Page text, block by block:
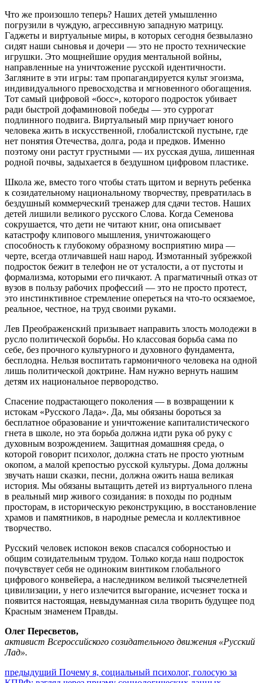
Что же произошло теперь? Наших детей умышленно
погрузили в чуждую, агрессивную западную матрицу.
Гаджеты и виртуальные миры, в которых сегодня безвылазно
сидят наши сыновья и дочери — это не просто технические
игрушки. Это мощнейшие орудия ментальной войны,
направленные на уничтожение русской идентичности.
Загляните в эти игры: там пропагандируется культ эгоизма,
индивидуального превосходства и мгновенного обогащения.
Тот самый цифровой «босс», которого подросток убивает
ради быстрой дофаминовой победы — это суррогат
подлинного подвига. Виртуальный мир приучает юного
человека жить в искусственной, глобалистской пустыне, где
нет понятия Отечества, долга, рода и предков. Именно
поэтому они растут грустными — их русская душа, лишенная
родной почвы, задыхается в бездушном цифровом пластике.
Школа же, вместо того чтобы стать щитом и вернуть ребенка
к созидательному национальному творчеству, превратилась в
бездушный коммерческий тренажер для сдачи тестов. Наших
детей лишили великого русского Слова. Когда Семенова
сокрушается, что дети не читают книг, она описывает
катастрофу клипового мышления, уничтожающего
способность к глубокому образному восприятию мира —
черте, всегда отличавшей наш народ. Измотанный зубрежкой
подросток бежит в телефон не от усталости, а от пустоты и
формализма, которыми его пичкают. А прагматичный отказ от
вузов в пользу рабочих профессий — это не просто протест,
это инстинктивное стремление опереться на что-то осязаемое,
реальное, честное, на труд своими руками.
Лев Преображенский призывает направить злость молодежи в
русло политической борьбы. Но классовая борьба сама по
себе, без прочного культурного и духовного фундамента,
бесплодна. Нельзя воспитать гармоничного человека на одной
лишь политической доктрине. Нам нужно вернуть нашим
детям их национальное первородство.
Спасение подрастающего поколения — в возвращении к
истокам «Русского Лада». Да, мы обязаны бороться за
бесплатное образование и уничтожение капиталистического
гнета в школе, но эта борьба должна идти рука об руку с
духовным возрождением. Защитная домашняя среда, о
которой говорит психолог, должна стать не просто уютным
окопом, а малой крепостью русской культуры. Дома должны
звучать наши сказки, песни, должна ожить наша великая
история. Мы обязаны вытащить детей из виртуального плена
в реальный мир живого созидания: в походы по родным
просторам, в историческую реконструкцию, в восстановление
храмов и памятников, в народные ремесла и коллективное
творчество.
Русский человек испокон веков спасался соборностью и
общим созидательным трудом. Только когда наш подросток
почувствует себя не одиноким винтиком глобального
цифрового конвейера, а наследником великой тысячелетней
цивилизации, у него излечится выгорание, исчезнет тоска и
появится настоящая, невыдуманная сила творить будущее под
Красным знаменем Правды.
Олег Пересветов,
активист Всероссийского созидательного движения «Русский
Лад».
Навигация
предыдущий Предыдущий
Почему я, социальный психолог, голосую за